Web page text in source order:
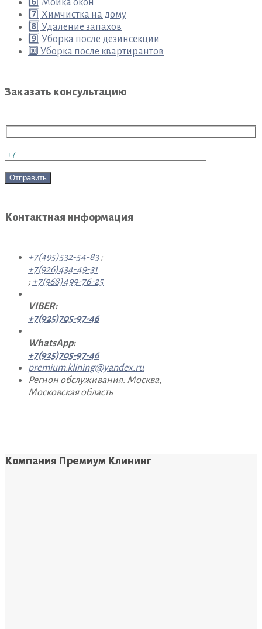
6️⃣ Мойка окон
7️⃣ Химчистка на дому
8️⃣ Удаление запахов
9️⃣ Уборка после дезинсекции
🔟 Уборка после квартирантов
Заказать консультацию
Контактная информация
+7(495)532-54-83 ;
+7(926)434-49-31
; +7(968)499-76-25
VIBER:
+7(925)705-97-46
WhatsApp:
+7(925)705-97-46
premium.klining@yandex.ru
Регион обслуживания: Москва,
Московская область
Компания Премиум Клининг